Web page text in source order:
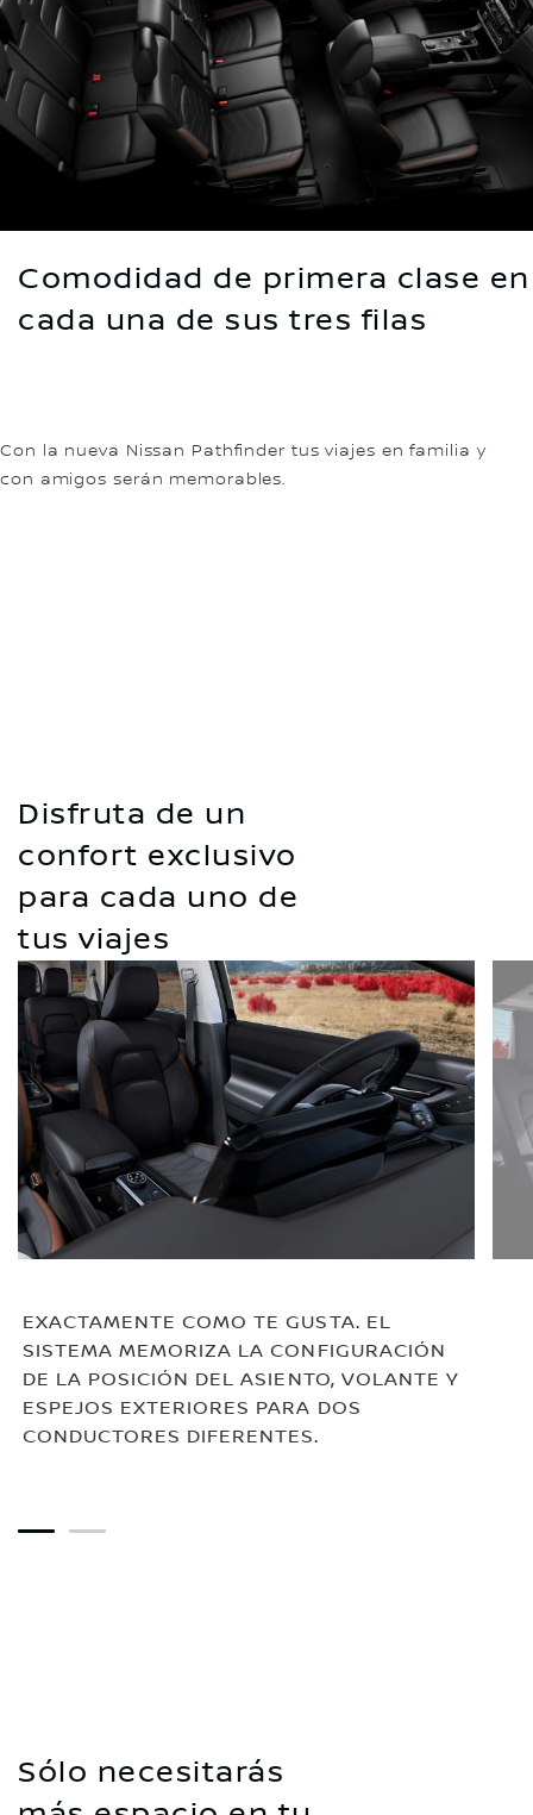
Comodidad de primera clase en
cada una de sus tres filas
Con la nueva Nissan Pathfinder tus viajes en familia y
con amigos serán memorables.
Disfruta de un
confort exclusivo
para cada uno de
tus viajes
EXACTAMENTE COMO TE GUSTA. EL
SISTEMA MEMORIZA LA CONFIGURACIÓN
DE LA POSICIÓN DEL ASIENTO, VOLANTE Y
ESPEJOS EXTERIORES PARA DOS
CONDUCTORES DIFERENTES.
1 2
Sólo necesitarás